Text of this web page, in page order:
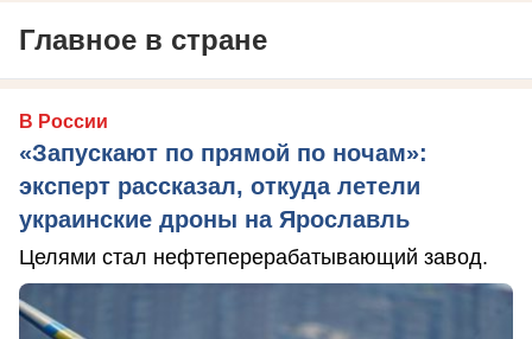
Главное в стране
В России
«Запускают по прямой по ночам»:
эксперт рассказал, откуда летели
украинские дроны на Ярославль
Целями стал нефтеперерабатывающий завод.